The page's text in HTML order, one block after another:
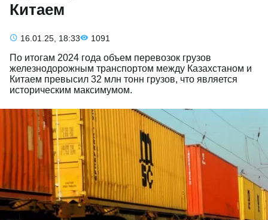
Китаем
16.01.25, 18:33 1091
По итогам 2024 года объем перевозок грузов
железнодорожным транспортом между Казахстаном и
Китаем превысил 32 млн тонн грузов, что является
историческим максимумом.